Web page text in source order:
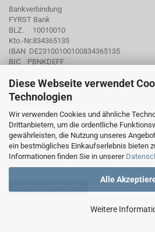
Diese Webseite verwendet
Technologien
Wir verwenden Cookies und ähnliche
Drittanbietern, um die ordentliche
gewährleisten, die Nutzung unseres
ein bestmögliches Einkaufserlebnis bieten
Informationen finden Sie in unserer
Alle
Weitere
Bankverbindung
FYRST Bank
BLZ. 10010010
Kto.-Nr.834365135
IBAN DE23100100100834365135
BIC PBNKDEFF
ZAHLWEISEN
Sie können weiterhin Bar, mit
Zahlen desweiteren biete ich jetzt
Zahlmethode KLARNA an.